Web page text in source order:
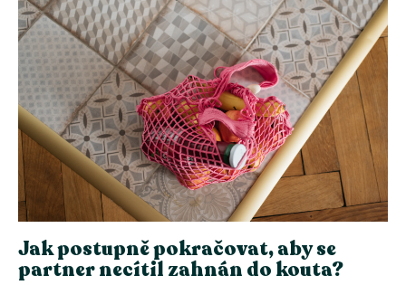
Jak postupně pokračovat, aby se
partner necítil zahnán do kouta?